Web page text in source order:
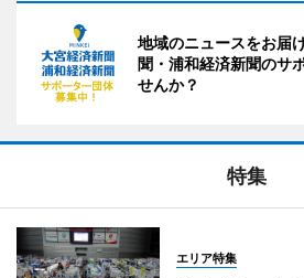
地域のニュースをお届
聞・浦和経済新聞のサ
せんか？
特集
エリア特集